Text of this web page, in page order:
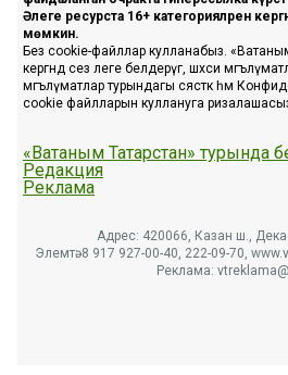
Әлеге ресурста 16+ категорияләренә
мөмкин.
Без cookie-файллар кулланабыз.
кергәндә сез әлеге белдерүгә, шәхси
мәгълүматлар турындагы сәясәткә һәм
cookie файлларын куллануга
«Ватаным Татарстан» турында
Редакция
Реклама
Адрес: 420066, Казан ш.,
Элемтә: 8 917 927-00-40, 222-09-70,
Реклама: